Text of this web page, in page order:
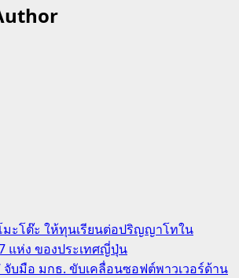
มะโต๊ะ ให้ทุนเรียนต่อปริญญาโทใน
แห่ง ของประเทศญี่ปุ่น
จับมือ มกธ. ขับเคลื่อนซอฟต์พาวเวอร์ด้าน